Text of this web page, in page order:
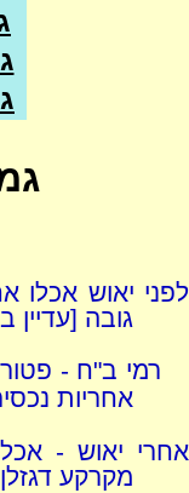
לפני יאוש
גובה [עדיין
רמי ב"ח -
אחריות
אחרי יאוש -
מקרקע דגזלן